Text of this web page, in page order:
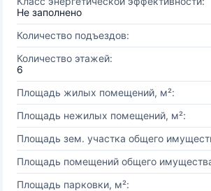
Не заполнено
Количество подъездов:
Количество этажей:
6
Площадь жилых помещений, м²:
Площадь нежилых помещений, м²:
Площадь зем. участка общего
Площадь помещений общего
Площадь парковки, м²: